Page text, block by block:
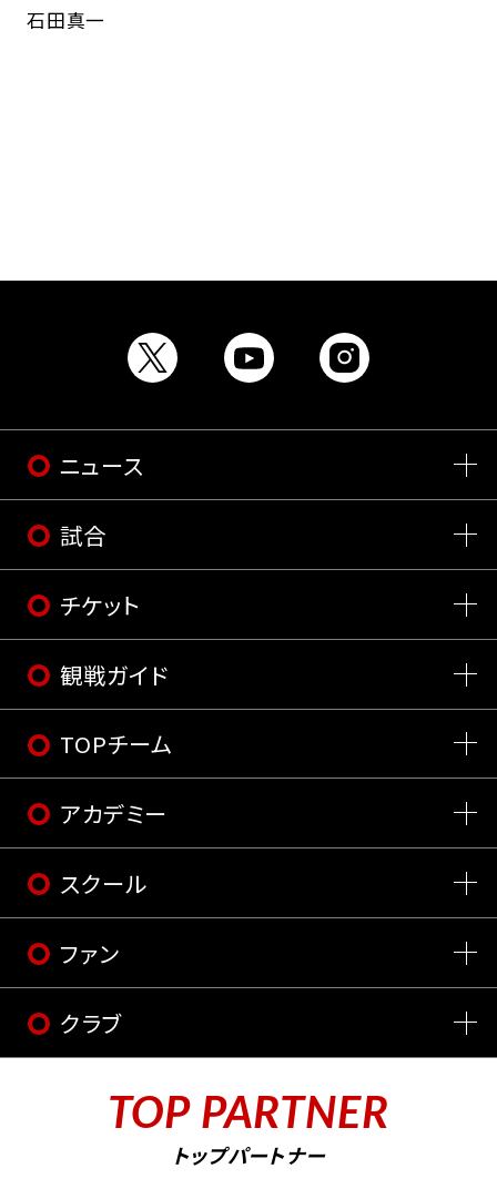
石田真一
ニュース
試合
チケット
観戦ガイド
TOPチーム
アカデミー
スクール
ファン
クラブ
TOP PARTNER
トップパートナー